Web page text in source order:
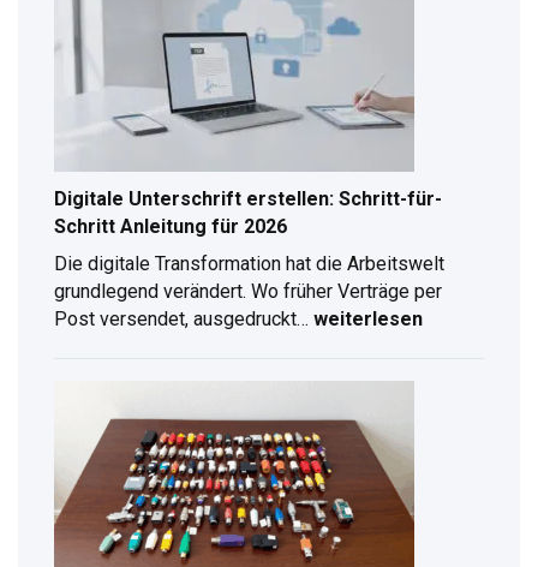
Digitale Unterschrift erstellen: Schritt-für-
Schritt Anleitung für 2026
Die digitale Transformation hat die Arbeitswelt
grundlegend verändert. Wo früher Verträge per
Post versendet, ausgedruckt…
Schritt
Anleitung
für
2026
weiterlesen